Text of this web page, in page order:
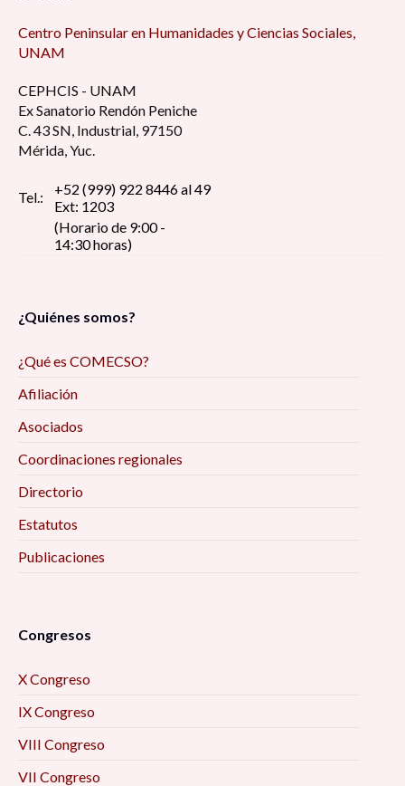
Centro Peninsular en Humanidades y Ciencias Sociales,
UNAM
CEPHCIS - UNAM
Ex Sanatorio Rendón Peniche
C. 43 SN, Industrial, 97150
Mérida, Yuc.
Tel.:
+52 (999) 922 8446 al 49
Ext: 1203
(Horario de 9:00 -
14:30 horas)
¿Quiénes somos?
¿Qué es COMECSO?
Afiliación
Asociados
Coordinaciones regionales
Directorio
Estatutos
Publicaciones
Congresos
X Congreso
IX Congreso
VIII Congreso
VII Congreso